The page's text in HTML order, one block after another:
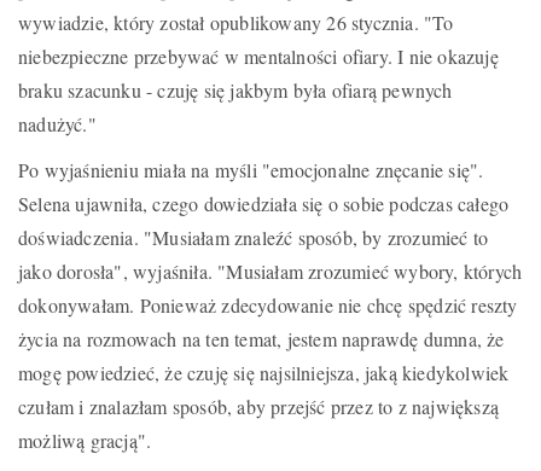
wywiadzie, który został opublikowany 26 stycznia. "To
niebezpieczne przebywać w mentalności ofiary. I nie okazuję
braku szacunku - czuję się jakbym była ofiarą pewnych
nadużyć."
Po wyjaśnieniu miała na myśli "emocjonalne znęcanie się".
Selena ujawniła, czego dowiedziała się o sobie podczas całego
doświadczenia. "Musiałam znaleźć sposób, by zrozumieć to
jako dorosła", wyjaśniła. "Musiałam zrozumieć wybory, których
dokonywałam. Ponieważ zdecydowanie nie chcę spędzić reszty
życia na rozmowach na ten temat, jestem naprawdę dumna, że
mogę powiedzieć, że czuję się najsilniejsza, jaką kiedykolwiek
czułam i znalazłam sposób, aby przejść przez to z największą
możliwą gracją".